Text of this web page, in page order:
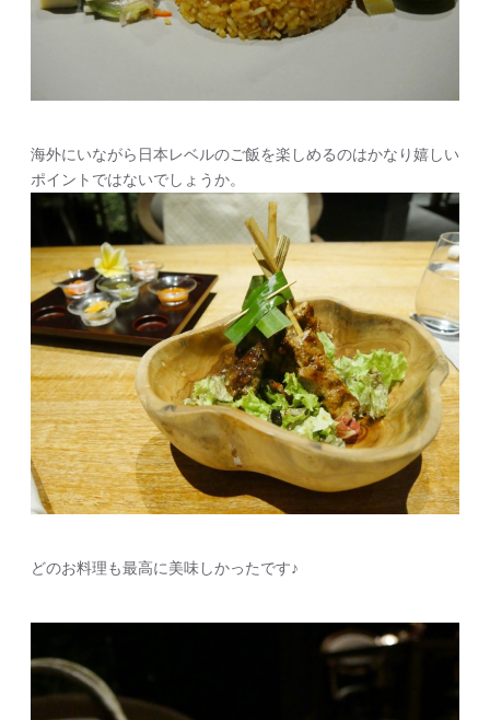
海外にいながら日本レベルのご飯を楽しめるのはかなり嬉しい
ポイントではないでしょうか。
どのお料理も最高に美味しかったです♪